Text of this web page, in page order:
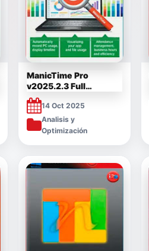
ManicTime Pro
v2025.2.3 Full
Multilenguaje Español
[Mega]14 Oct 2025
Analisis y
Optimización